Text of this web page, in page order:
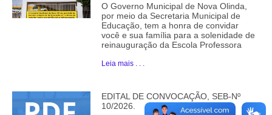
O Governo Municipal de Nova Olinda,
por meio da Secretaria Municipal de
Educação, tem a honra de convidar
você e sua família para a solenidade de
reinauguração da Escola Professora
Leia mais . . .
EDITAL DE CONVOCAÇÃO, SEB-Nº
10/2026.